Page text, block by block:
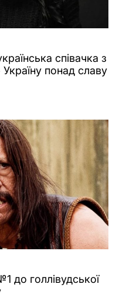
співачка з
понад славу
до голлівудської